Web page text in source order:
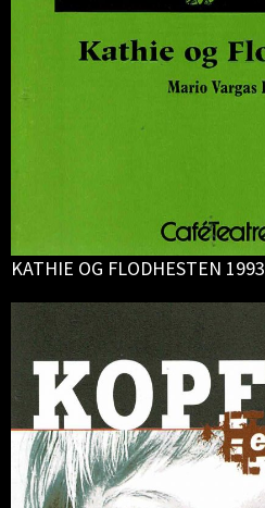
KATHIE OG FLODHESTEN 1993